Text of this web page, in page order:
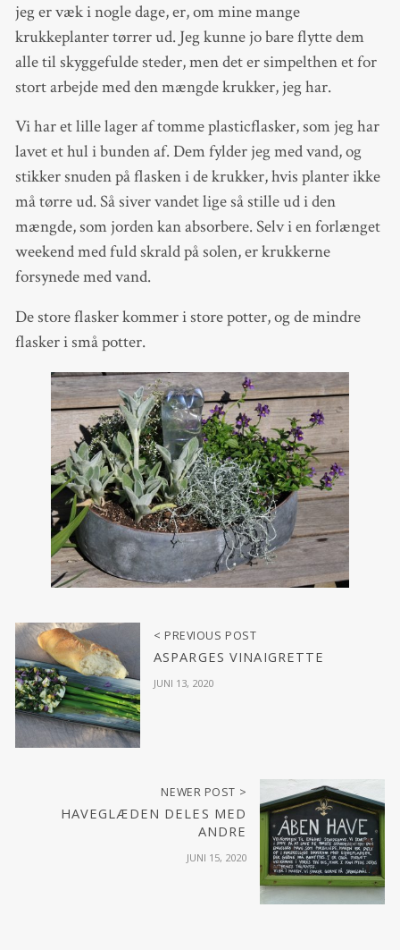
jeg er væk i nogle dage, er, om mine mange
krukkeplanter tørrer ud. Jeg kunne jo bare flytte dem
alle til skyggefulde steder, men det er simpelthen et for
stort arbejde med den mængde krukker, jeg har.
Vi har et lille lager af tomme plasticflasker, som jeg har
lavet et hul i bunden af. Dem fylder jeg med vand, og
stikker snuden på flasken i de krukker, hvis planter ikke
må tørre ud. Så siver vandet lige så stille ud i den
mængde, som jorden kan absorbere. Selv i en forlænget
weekend med fuld skrald på solen, er krukkerne
forsynede med vand.
De store flasker kommer i store potter, og de mindre
flasker i små potter.
< PREVIOUS POST
ASPARGES VINAIGRETTE
JUNI 13, 2020
NEWER POST >
HAVEGLÆDEN DELES MED
ANDRE
JUNI 15, 2020